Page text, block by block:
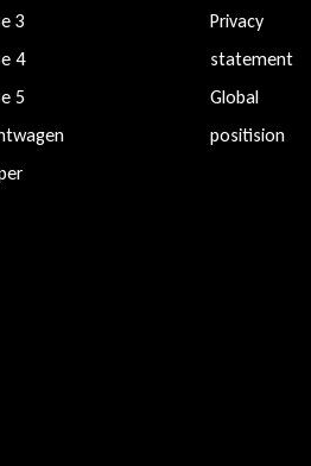
3
4
5
Privacy
statement
Global
positision